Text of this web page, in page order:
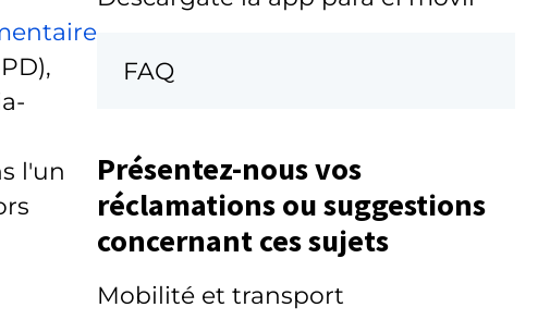
l'un
FAQ
Présentez-nous vos
réclamations ou suggestions
concernant ces sujets
Mobilité et transport